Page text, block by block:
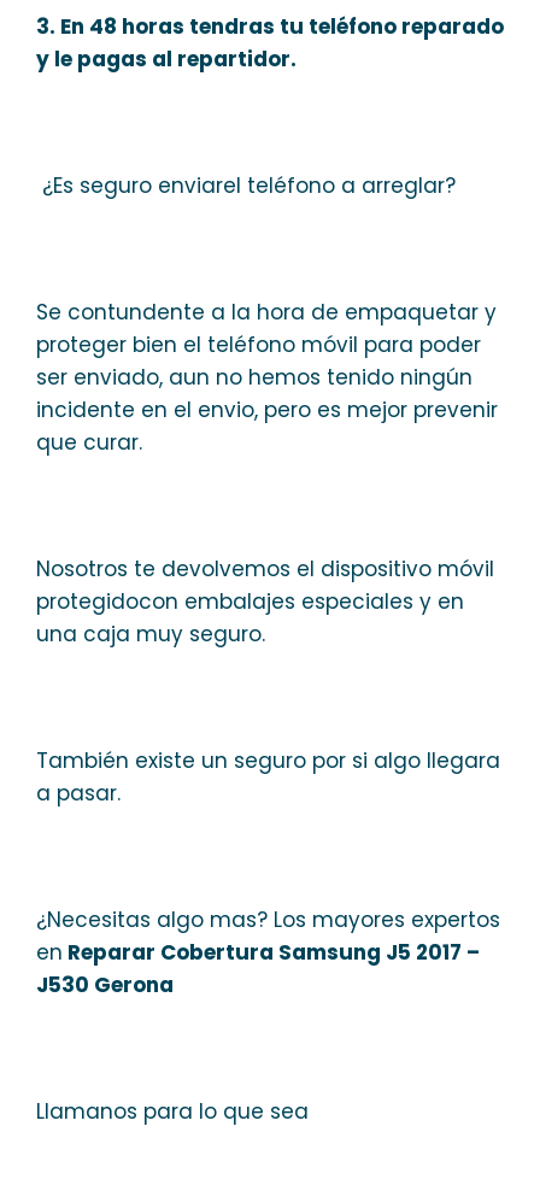
3. En 48 horas tendras tu teléfono reparado
y le pagas al repartidor.
¿Es seguro enviarel teléfono a arreglar?
Se contundente a la hora de empaquetar y
proteger bien el teléfono móvil para poder
ser enviado, aun no hemos tenido ningún
incidente en el envio, pero es mejor prevenir
que curar.
Nosotros te devolvemos el dispositivo móvil
protegidocon embalajes especiales y en
una caja muy seguro.
También existe un seguro por si algo llegara
a pasar.
¿Necesitas algo mas? Los mayores expertos
en Reparar Cobertura Samsung J5 2017 –
J530 Gerona
Llamanos para lo que sea